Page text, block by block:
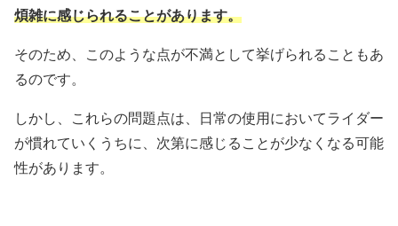
煩雑に感じられることがあります。
そのため、このような点が不満として挙げられることもあ
るのです。
しかし、これらの問題点は、日常の使用においてライダー
が慣れていくうちに、次第に感じることが少なくなる可能
性があります。